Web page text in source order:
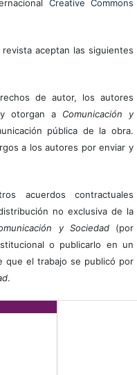
Creative Commons
aceptan las siguientes
de autor, los autores
otorgan a Comunicación y
pública de la obra.
a los autores por enviar y
acuerdos contractuales
no exclusiva de la
y Sociedad(por
o publicarlo en un
que el trabajo se publicó por
.